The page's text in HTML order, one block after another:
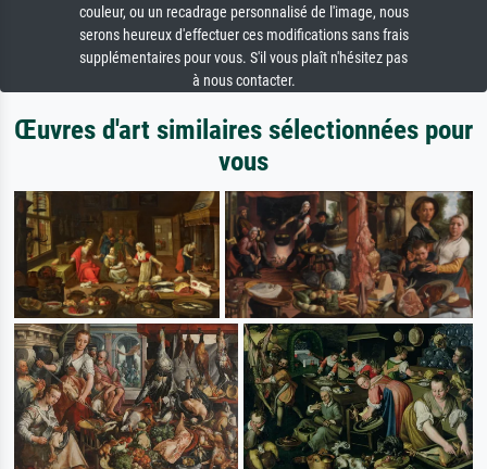
couleur, ou un recadrage personnalisé de l'image, nous
serons heureux d'effectuer ces modifications sans frais
supplémentaires pour vous. S'il vous plaît n'hésitez pas
à nous contacter.
Œuvres d'art similaires sélectionnées pour
vous